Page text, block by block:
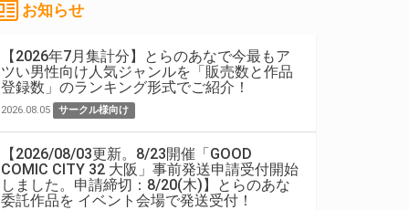
お知らせ
【2026年7月集計分】とらのあなで今最もア
ツい男性向け人気ジャンルを「販売数と作品
登録数」のランキング形式でご紹介！
2026.08.05 サークル様向け
【2026/08/03更新。8/23開催「GOOD
COMIC CITY 32 大阪」事前発送申請受付開始
しました。申請締切：8/20(木)】とらのあな
委託作品を イベント会場で発送受付！